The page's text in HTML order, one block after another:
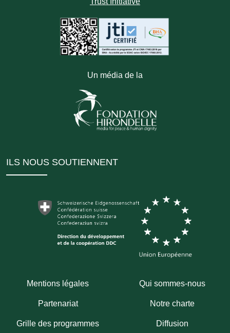
Un média de la
ILS NOUS SOUTIENNENT
Mentions légales Qui sommes-nous
Partenariat Notre charte
Grille des programmes Diffusion